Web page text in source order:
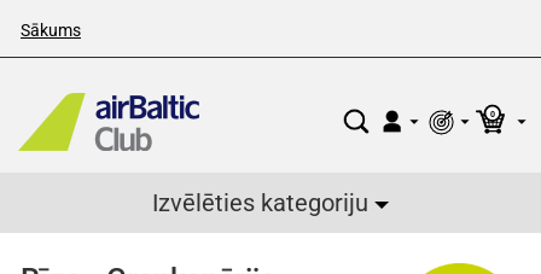
Sākums
0
Izvēlēties kategoriju